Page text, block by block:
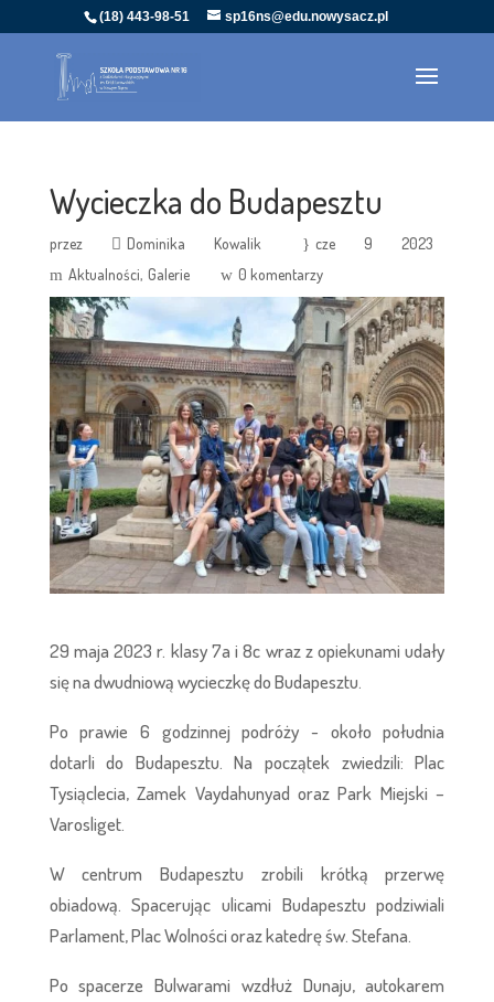
(18) 443-98-51 sp16ns@edu.nowysacz.pl
Wycieczka do Budapesztu
przez Dominika Kowalik
cze 9 2023
Aktualności Galerie 0 komentarzy
29 maja 2023 r. klasy 7a i 8c wraz z opiekunami udały
się na dwudniową wycieczkę do Budapesztu.
Po prawie 6 godzinnej podróży - około południa
dotarli do Budapesztu. Na początek zwiedzili: Plac
Tysiąclecia, Zamek Vaydahunyad oraz Park Miejski –
Varosliget.
W centrum Budapesztu zrobili krótką przerwę
obiadową. Spacerując ulicami Budapesztu podziwiali
Parlament, Plac Wolności oraz katedrę św. Stefana.
Po spacerze Bulwarami wzdłuż Dunaju, autokarem